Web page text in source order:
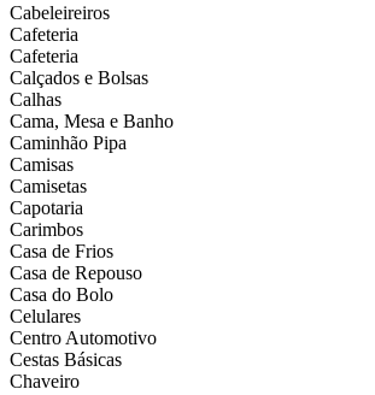
Cabeleireiros
Cafeteria
Cafeteria
Calçados e Bolsas
Calhas
Cama, Mesa e Banho
Caminhão Pipa
Camisas
Camisetas
Capotaria
Carimbos
Casa de Frios
Casa de Repouso
Casa do Bolo
Celulares
Centro Automotivo
Cestas Básicas
Chaveiro